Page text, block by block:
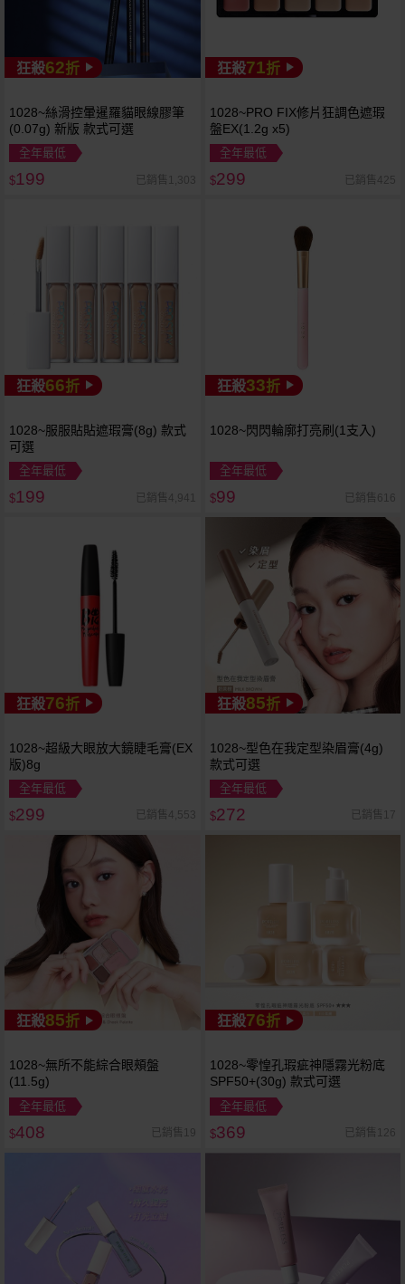
狂殺62折
1028~絲滑控暈暹羅貓眼線膠筆
(0.07g) 新版 款式可選
全年最低
$199 已銷售1,303
狂殺71折
1028~PRO FIX修片狂調色遮瑕
盤EX(1.2g x5)
全年最低
$299 已銷售425
狂殺66折
1028~服服貼貼遮瑕膏(8g) 款式
可選
全年最低
$199 已銷售4,941
狂殺33折
1028~閃閃輪廓打亮刷(1支入)
全年最低
$99 已銷售616
狂殺76折
1028~超級大眼放大鏡睫毛膏(EX
版)8g
全年最低
$299 已銷售4,553
狂殺85折
1028~型色在我定型染眉膏(4g)
款式可選
全年最低
$272 已銷售17
狂殺85折
1028~無所不能綜合眼頰盤
(11.5g)
全年最低
$408 已銷售19
狂殺76折
1028~零惶孔瑕疵神隱霧光粉底
SPF50+(30g) 款式可選
全年最低
$369 已銷售126